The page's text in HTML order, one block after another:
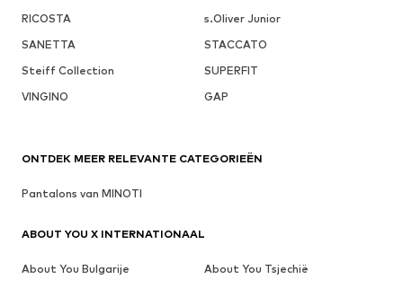
RICOSTA
s.Oliver Junior
SANETTA
STACCATO
Steiff Collection
SUPERFIT
VINGINO
GAP
ONTDEK MEER RELEVANTE CATEGORIEËN
Pantalons van MINOTI
ABOUT YOU X INTERNATIONAAL
About You Bulgarije
About You Tsjechië